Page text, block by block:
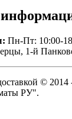
Пн-Пт: 10:00-
1-й
© 2014
РУ".